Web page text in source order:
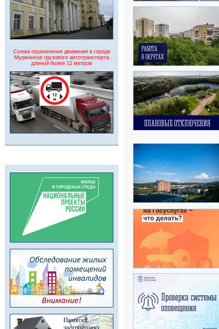
Схема ограничения движения в городе
Мурманске грузового автотранспорта
длиной более 12 метров